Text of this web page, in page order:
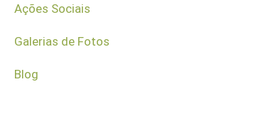
Ações Sociais
Galerias de Fotos
Blog